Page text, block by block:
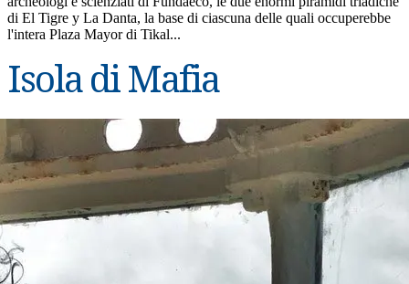
di El Tigre y La Danta, la base di ciascuna delle quali occuperebbe
l'intera Plaza Mayor di Tikal...
Isola di Mafia